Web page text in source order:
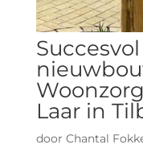
Succesvol
Laar in
door Chantal